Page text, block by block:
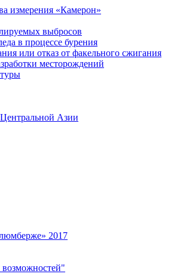
измерения «Камерон»
выбросов
в процессе бурения
или отказ от факельного сжигания
месторождений
Азии
2017